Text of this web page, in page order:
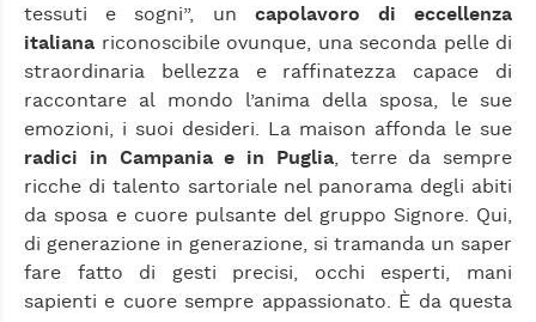
tessuti e sogni”, un capolavoro di eccellenza
italiana riconoscibile ovunque, una seconda pelle di
straordinaria bellezza e raffinatezza capace di
raccontare al mondo l’anima della sposa, le sue
emozioni, i suoi desideri. La maison affonda le sue
radici in Campania e in Puglia, terre da sempre
ricche di talento sartoriale nel panorama degli abiti
da sposa e cuore pulsante del gruppo Signore. Qui,
di generazione in generazione, si tramanda un saper
fare fatto di gesti precisi, occhi esperti, mani
sapienti e cuore sempre appassionato. È da questa